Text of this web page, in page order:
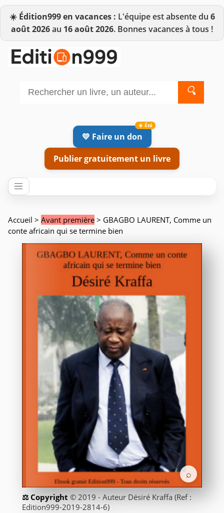
☀️ Édition999 en vacances : L'équipe est absente du 6
août 2026au 16 août 2026. Bonnes vacances à tous !
🔍
💛 Faire un don
Publier gratuitement un livre
Accueil > Avant première > GBAGBO LAURENT, Comme un
conte africain qui se termine bien
⌕
© 2019 - Auteur Désiré Kraffa (Ref :
Edition999-2019-2814-6)